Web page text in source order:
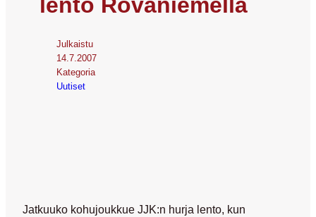
Julkaistu
14.7.2007
Kategoria
Uutiset
Jatkuuko kohujoukkue JJK:n hurja lento, kun